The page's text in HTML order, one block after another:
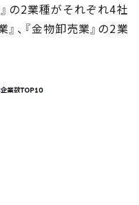
』の2業種がそれぞれ4社
、『金物卸売業』の2業